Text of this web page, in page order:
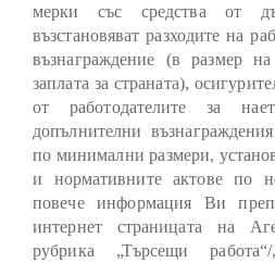
мерки със средства от
възстановяват разходите на
възнаграждение (в размер
заплата за страната),
от работодателите за
допълнителни
по минимални размери,
и нормативните актове по
повече информация Ви
интернет страницата на
рубрика „Търсещи